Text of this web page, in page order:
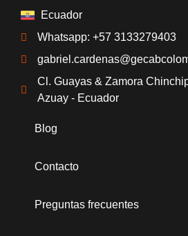
Ecuador
Whatsapp: +57 3133279403
Cl. Guayas & Zamora
Azuay - Ecuador
Blog
Contacto
Preguntas frecuentes